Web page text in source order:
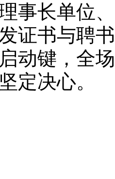
事长单位
证书与聘
动键，全
定决心。